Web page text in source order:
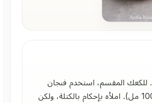
للكعك المقسم، استخدم فنجان
قهوة (حوالي 100 مل). املأه بإحكام بالكتلة، ولكن